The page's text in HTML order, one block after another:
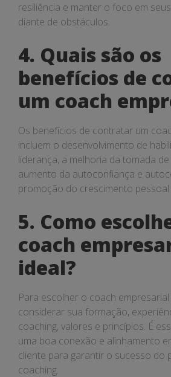
resiliência e manter o foco em
diante de obstáculos.
4. Quais são os
benefícios de
um coach
Os benefícios de contratar um
incluem o desenvolvimento de
liderança, a melhoria da tomada
aumento da autoconfiança e
promoção do crescimento
5. Como
coach
ideal?
Para escolher o coach
considerar sua formação,
coaching, valores e princípios. É
uma boa conexão e alinhamento
cliente para garantir o sucesso do
coaching.